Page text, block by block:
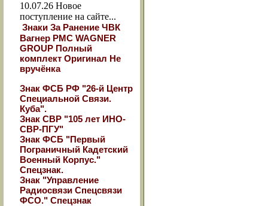
10.07.26 Новое
поступление на сайте...
Знаки За Ранение ЧВК
Вагнер РМС WAGNER
GROUP Полный
комплект Оригинал Не
вручёнка
Знак ФСБ РФ "26-й Центр
Специальной Связи.
Куба".
Знак СВР "105 лет ИНО-
СВР-ПГУ"
Знак ФСБ "Первый
Пограничный Кадетский
Военный Корпус."
Спецзнак.
Знак "Управление
Радиосвязи Спецсвязи
ФСО." Спецзнак